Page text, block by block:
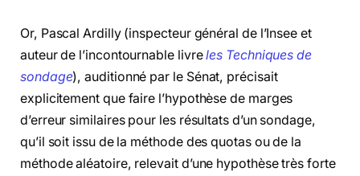
Or, Pascal Ardilly (inspecteur général de l’Insee et
auteur de l’incontournable livreles Techniques de
sondage), auditionné par le Sénat, précisait
explicitement que faire l’hypothèse de marges
d’erreur similaires pour les résultats d’un sondage,
qu’il soit issu de la méthode des quotas ou de la
méthode aléatoire, relevait d’une hypothèse très forte